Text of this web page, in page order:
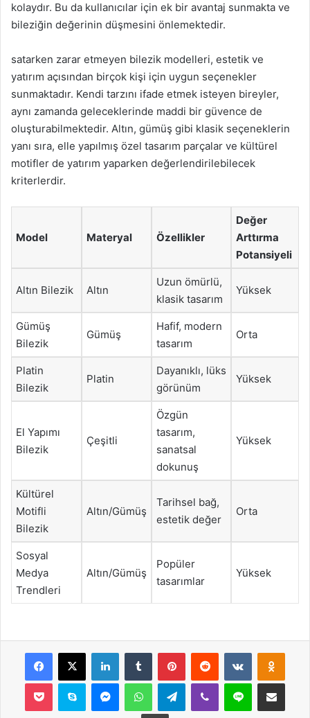
kolaydır. Bu da kullanıcılar için ek bir avantaj sunmakta ve
bileziğin değerinin düşmesini önlemektedir.
satarken zarar etmeyen bilezik modelleri, estetik ve
yatırım açısından birçok kişi için uygun seçenekler
sunmaktadır. Kendi tarzını ifade etmek isteyen bireyler,
aynı zamanda geleceklerinde maddi bir güvence de
oluşturabilmektedir. Altın, gümüş gibi klasik seçeneklerin
yanı sıra, elle yapılmış özel tasarım parçalar ve kültürel
motifler de yatırım yaparken değerlendirilebilecek
kriterlerdir.
Model Materyal Özellikler
Değer
Arttırma
Potansiyeli
Altın Bilezik Altın
Uzun ömürlü,
klasik tasarım
Yüksek
Gümüş
Bilezik
Gümüş
Hafif, modern
tasarım
Orta
Platin
Bilezik
Platin
Dayanıklı, lüks
görünüm
Yüksek
El Yapımı
Bilezik
Çeşitli
Özgün
tasarım,
sanatsal
dokunuş
Yüksek
Kültürel
Motifli
Bilezik
Altın/Gümüş
Tarihsel bağ,
estetik değer
Orta
Sosyal
Medya
Trendleri
Altın/Gümüş
Popüler
tasarımlar
Yüksek
Facebook
X LinkedInTumblr PinterestReddit VKontakte
Pocket Skype MessengerWhatsAppTelegramViber Line E-Posta ile
Yazdır